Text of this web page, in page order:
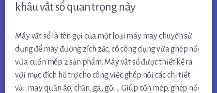
khâu vắt sổ quan trọng này
Máy vắt sổ là tên gọi của một loại máy may chuyên sử
dụng để may đường zích zắc, có công dụng vừa ghép nối
vừa cuốn mép 2 sản phẩm. Máy vắt sổ được thiết kế ra
với mục đích hỗ trợ cho công việc ghép nối các chi tiết
vải: may quần áo, chăn, ga, gối… Giúp cốn mép, ghép nối